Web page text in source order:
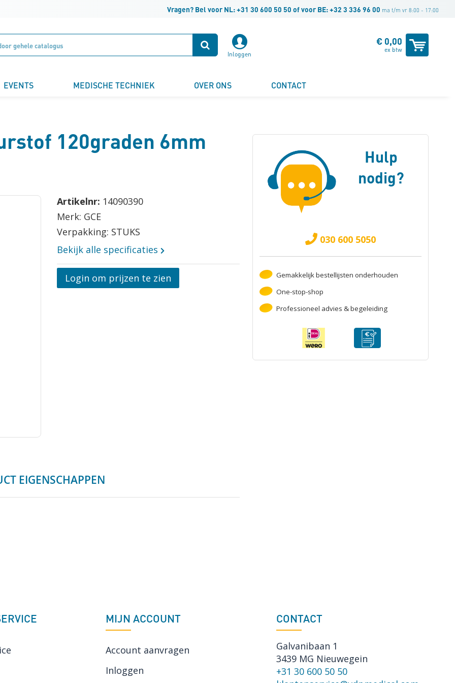
Vragen? Bel voor NL:+31 30 600 50 50 of voor BE:+32 3 336 96 00 ma t/m vr 8:00 - 17:00
Inloggen
€ 0,00
ex btw
Zoek
EVENTS MEDISCHE TECHNIEK OVER ONS CONTACT
Klantnummer
Telefoonnummer
Opmerkingen
120graden 6mm
Artikelnr: 14090390
Merk: GCE
Verpakking: STUKS
Bekijk alle specificaties
Login om prijzen te zien
EIGENSCHAPPEN
Hulp
nodig?
030 600 5050
Gemakkelijk bestellijsten onderhouden
One-stop-shop
Professioneel advies & begeleiding
MIJN ACCOUNT
Account aanvragen
Inloggen
CONTACT
Galvanibaan 1
3439 MG Nieuwegein
+31 30 600 50 50